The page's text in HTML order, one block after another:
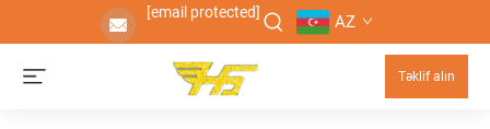
[email protected] AZ
Təklif alın